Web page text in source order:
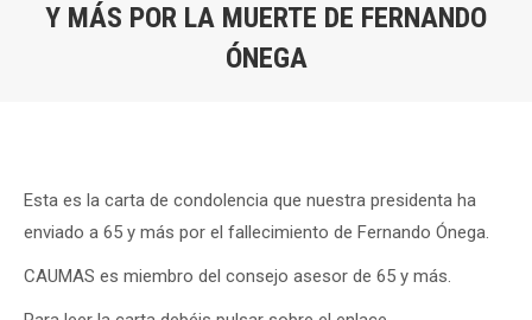
Y MÁS POR LA MUERTE DE FERNANDO
ÓNEGA
Esta es la carta de condolencia que nuestra presidenta ha
enviado a 65 y más por el fallecimiento de Fernando Ónega.
CAUMAS es miembro del consejo asesor de 65 y más.